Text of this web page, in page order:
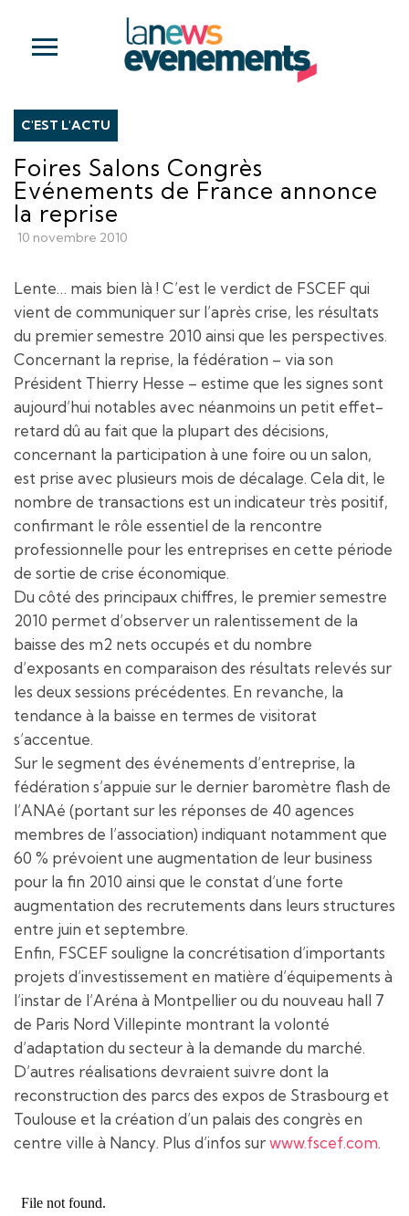
C'EST L'ACTU
Foires Salons Congrès
Evénements de France annonce
la reprise
10 novembre 2010
Lente… mais bien là ! C’est le verdict de FSCEF qui
vient de communiquer sur l’après crise, les résultats
du premier semestre 2010 ainsi que les perspectives.
Concernant la reprise, la fédération – via son
Président Thierry Hesse – estime que les signes sont
aujourd’hui notables avec néanmoins un petit effet-
retard dû au fait que la plupart des décisions,
concernant la participation à une foire ou un salon,
est prise avec plusieurs mois de décalage. Cela dit, le
nombre de transactions est un indicateur très positif,
confirmant le rôle essentiel de la rencontre
professionnelle pour les entreprises en cette période
de sortie de crise économique.
Du côté des principaux chiffres, le premier semestre
2010 permet d’observer un ralentissement de la
baisse des m2 nets occupés et du nombre
d’exposants en comparaison des résultats relevés sur
les deux sessions précédentes. En revanche, la
tendance à la baisse en termes de visitorat
s’accentue.
Sur le segment des événements d’entreprise, la
fédération s’appuie sur le dernier baromètre flash de
l’ANAé (portant sur les réponses de 40 agences
membres de l’association) indiquant notamment que
60 % prévoient une augmentation de leur business
pour la fin 2010 ainsi que le constat d’une forte
augmentation des recrutements dans leurs structures
entre juin et septembre.
Enfin, FSCEF souligne la concrétisation d’importants
projets d’investissement en matière d’équipements à
l’instar de l’Aréna à Montpellier ou du nouveau hall 7
de Paris Nord Villepinte montrant la volonté
d’adaptation du secteur à la demande du marché.
D’autres réalisations devraient suivre dont la
reconstruction des parcs des expos de Strasbourg et
Toulouse et la création d’un palais des congrès en
centre ville à Nancy. Plus d’infos surwww.fscef.com.